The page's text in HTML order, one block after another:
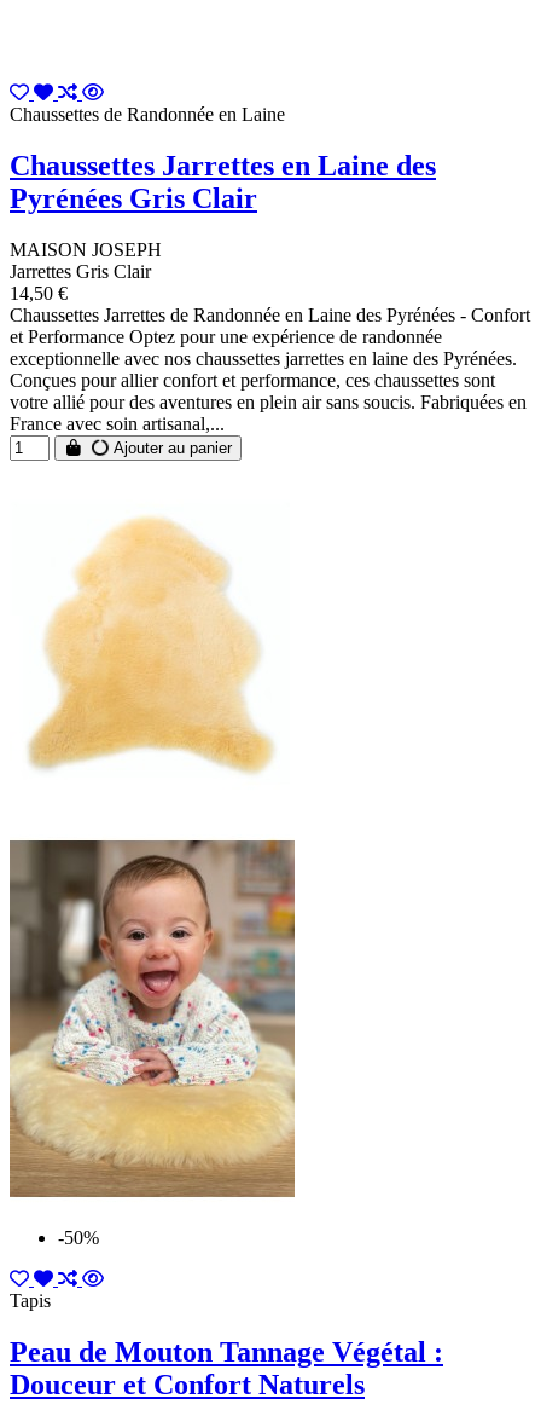
Chaussettes de Randonnée en Laine
Chaussettes Jarrettes en Laine des
Pyrénées Gris Clair
MAISON JOSEPH
Jarrettes Gris Clair
14,50 €
Chaussettes Jarrettes de Randonnée en Laine des Pyrénées - Confort
et Performance Optez pour une expérience de randonnée
exceptionnelle avec nos chaussettes jarrettes en laine des Pyrénées.
Conçues pour allier confort et performance, ces chaussettes sont
votre allié pour des aventures en plein air sans soucis. Fabriquées en
France avec soin artisanal,...
Ajouter au panier
-50%
Tapis
Peau de Mouton Tannage Végétal :
Douceur et Confort Naturels